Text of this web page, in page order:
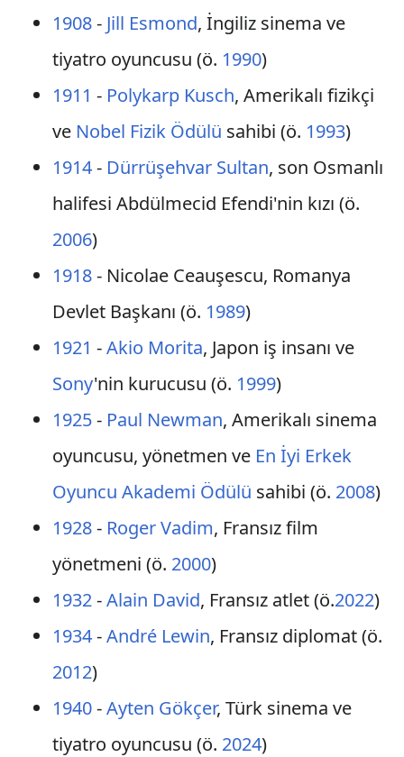
1908- Jill Esmond, İngiliz sinema ve
tiyatro oyuncusu (ö. 1990)
1911 - Polykarp Kusch, Amerikalı fizikçi
ve Nobel Fizik Ödülü sahibi (ö. 1993)
1914- Dürrüşehvar Sultan, son Osmanlı
halifesi Abdülmecid Efendi'nin kızı (ö.
2006)
1918- Nicolae Ceauşescu, Romanya
Devlet Başkanı (ö. 1989)
1921 -Akio Morita, Japon iş insanı ve
Sony'nin kurucusu (ö. 1999)
1925- Paul Newman, Amerikalı sinema
oyuncusu, yönetmen ve En İyi Erkek
Oyuncu Akademi Ödülü sahibi (ö. 2008)
1928- Roger Vadim, Fransız film
yönetmeni (ö. 2000)
1932-Alain David, Fransız atlet (ö.2022)
1934-André Lewin, Fransız diplomat (ö.
2012)
1940-Ayten Gökçer, Türk sinema ve
tiyatro oyuncusu (ö. 2024)